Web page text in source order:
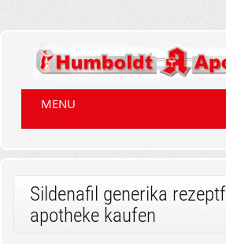
MENU
Sildenafil generika
apotheke kaufen